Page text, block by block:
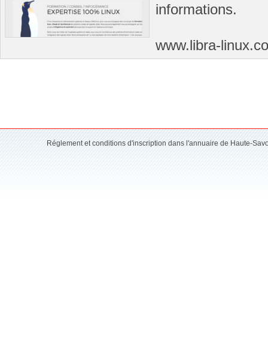
informations.
www.libra-
Réglement et conditions d'inscription dans l'annuaire de Haute-